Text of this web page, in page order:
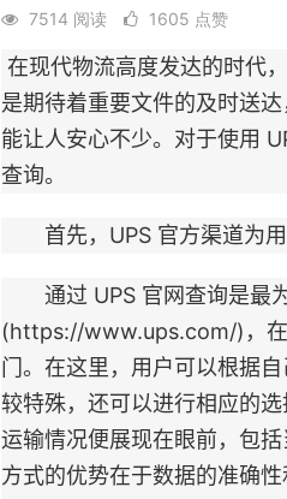
7514 阅读 1605 点赞
在现代物流高度发达的时代
是期待着重要文件的及时送
能让人安心不少。对于使用
查询。
首先，UPS 官方渠道为用
通过 UPS 官网查询是最为
(https://www.ups.com/)，在
门。在这里，用户可以根据
较特殊，还可以进行相应的
运输情况便展现在眼前，包
方式的优势在于数据的准确